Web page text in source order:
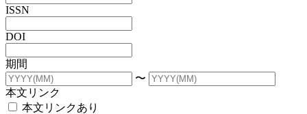
ISSN
DOI
期間
〜
本文リンク
本文リンクあり